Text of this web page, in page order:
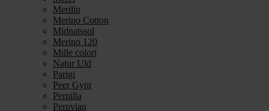
Merilin
Merino Cotton
Midnatssol
Merino 120
Mille colori
Natur Uld
Parigi
Peer Gynt
Pernilla
Peruvian